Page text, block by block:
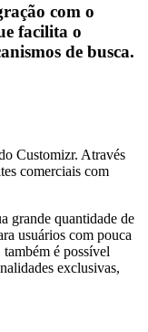
com o
facilita o
de busca.
Customizr. Através
comerciais com
grande quantidade de
usuários com pouca
é possível
exclusivas,